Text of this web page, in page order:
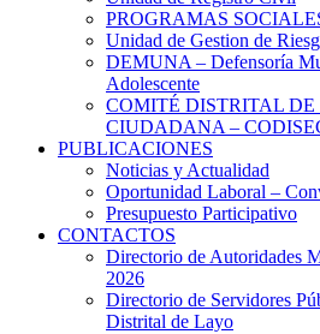
PROGRAMAS
Unidad de Gestion de
DEMUNA – Defensoría
Adolescente
COMITÉ DISTRITAL
CIUDADANA –
PUBLICACIONES
Noticias y Actualidad
Oportunidad Laboral –
Presupuesto Participativo
CONTACTOS
Directorio de Autoridades
2026
Directorio de Servidores
Distrital de Layo